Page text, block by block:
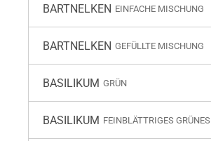
BARTNELKEN EINFACHE MISCHUNG
BARTNELKEN GEFÜLLTE MISCHUNG
BASILIKUM GRÜN
BASILIKUM FEINBLÄTTRIGES GRÜNES